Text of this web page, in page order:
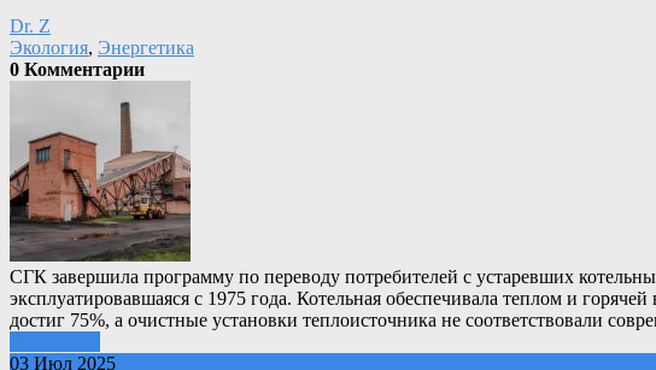
Dr. Z
Экология, Энергетика
0 Комментарии
СГК завершила программу по переводу потребителей с устаревших
эксплуатировавшаяся с 1975 года. Котельная обеспечивала теплом и
достиг 75%, а очистные установки теплоисточника не соответствовали
03 Июл 2025